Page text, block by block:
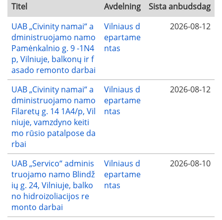
Titel Avdelning
Sista anbudsdag
UAB „Civinity namai“ a
dministruojamo namo
Pamėnkalnio g. 9 -1N4
p, Vilniuje, balkonų ir f
asado remonto darbai
Vilniaus d
epartame
ntas
2026-08-12
UAB „Civinity namai“ a
dministruojamo namo
Filaretų g. 14 1A4/p, Vil
niuje, vamzdyno keiti
mo rūsio patalpose da
rbai
Vilniaus d
epartame
ntas
2026-08-12
UAB „Servico“ adminis
truojamo namo Blindž
ių g. 24, Vilniuje, balko
no hidroizoliacijos re
monto darbai
Vilniaus d
epartame
ntas
2026-08-10